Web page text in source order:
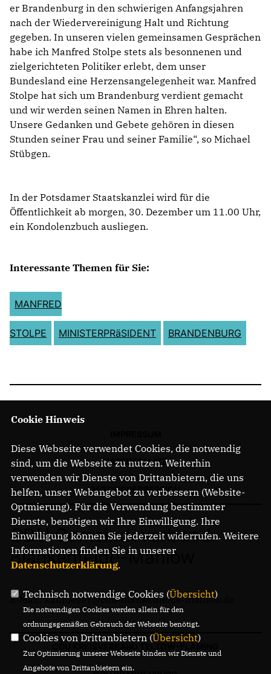
er Brandenburg in den schwierigen Anfangsjahren
nach der Wiedervereinigung Halt und Richtung
gegeben. In unseren vielen gemeinsamen Gesprächen
habe ich Manfred Stolpe stets als besonnenen und
zielgerichteten Politiker erlebt, dem unser
Bundesland eine Herzensangelegenheit war. Manfred
Stolpe hat sich um Brandenburg verdient gemacht
und wir werden seinen Namen in Ehren halten.
Unsere Gedanken und Gebete gehören in diesen
Stunden seiner Frau und seiner Familie“, so Michael
Stübgen.
In der Potsdamer Staatskanzlei wird für die
Öffentlichkeit ab ‪morgen, 30. Dezember um 11.00 Uhr‬,
ein Kondolenzbuch ausliegen.
Interessante Themen für Sie:
MANFRED
STOLPE MINISTERPRäSIDENT BRANDENBURG
DATENSCHUTZ
MITGLIEDERBEREICH
CDU Gemeindeverband
Blankenfelde-Mahlow
E-Mail: kallmeyer@cdu-blankenfelde-mahlow.de
Cookie Hinweis
Diese Webseite verwendet Cookies, die notwendig
sind, um die Webseite zu nutzen. Weiterhin
verwenden wir Dienste von Drittanbietern, die uns
helfen, unser Webangebot zu verbessern (Website-
Optmierung). Für die Verwendung bestimmter
Dienste, benötigen wir Ihre Einwilligung. Ihre
Einwilligung können Sie jederzeit widerrufen. Weitere
Informationen finden Sie in unserer
Datenschutzerklärung.
Technisch notwendige Cookies (Übersicht)
Die notwendigen Cookies werden allein für den
ordnungsgemäßen Gebrauch der Webseite benötigt.
Cookies von Drittanbietern (Übersicht)
Zur Optimierung unserer Webseite binden wir Dienste und
Angebote von Drittanbietern ein.